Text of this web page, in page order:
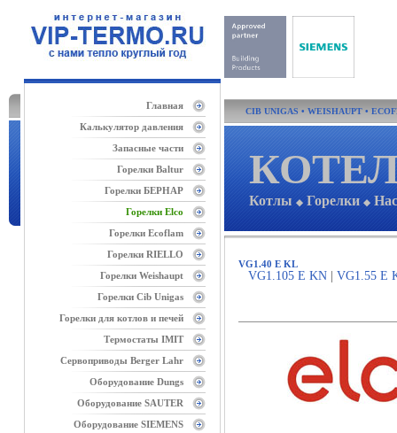
Главная
Калькулятор давления
Запасные части
Горелки Baltur
Горелки БЕРНАР
Горелки Elco
Горелки Ecoflam
Горелки RIELLO
Горелки Weishaupt
Горелки Cib Unigas
Горелки для котлов и печей
Термостаты IMIT
Сервоприводы Berger Lahr
Оборудование Dungs
Оборудование SAUTER
Оборудование SIEMENS
CIB UNIGAS • WEISHAUPT •
Котлы ◆ Горелки ◆
VG1.40 E KL
VG1.105 E KN VG1.55 E